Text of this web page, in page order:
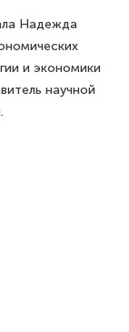
Надежда
и экономики
научной